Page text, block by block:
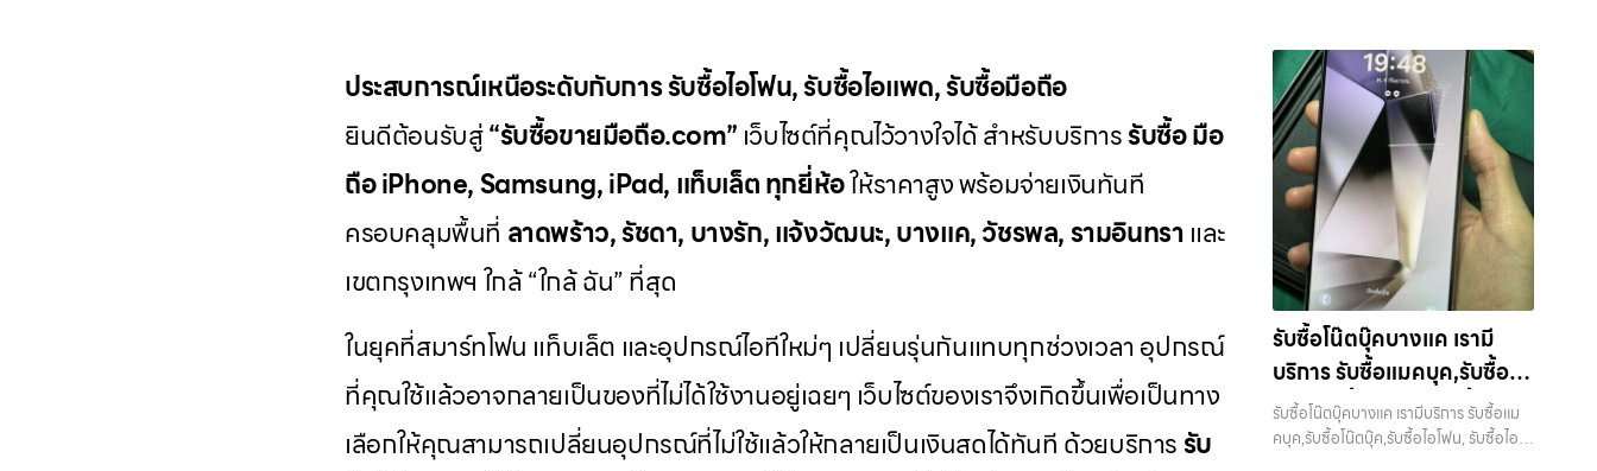
ประสบการณ์เหนือระดับกับการรับซื้อไอโฟน,รับซื้อไอแพด,รับซื้อมือถือ
ยินดีต้อนรับสู่“รับซื้อขายมือถือ.com” เว็บไซต์ที่คุณไว้วางใจได้ สำหรับบริการรับซื้อ มือ
ถือ iPhone, Samsung, iPad, แท็บเล็ต ทุกยี่ห้อให้ราคาสูง พร้อมจ่ายเงินทันที
ครอบคลุมพื้นที่ ลาดพร้าว, รัชดา, บางรัก, แจ้งวัฒนะ, บางแค, วัชรพล, รามอินทรา และ
เขตกรุงเทพฯ ใกล้ “ใกล้ ฉัน” ที่สุด
ในยุคที่สมาร์ทโฟน แท็บเล็ต และอุปกรณ์ไอทีใหม่ๆ เปลี่ยนรุ่นกันแทบทุกช่วงเวลา อุปกรณ์
ที่คุณใช้แล้วอาจกลายเป็นของที่ไม่ได้ใช้งานอยู่เฉยๆ เว็บไซต์ของเราจึงเกิดขึ้นเพื่อเป็นทาง
เลือกให้คุณสามารถเปลี่ยนอุปกรณ์ที่ไม่ใช้แล้วให้กลายเป็นเงินสดได้ทันที ด้วยบริการรับ
มูลค่า คุณอาจต้องการเปลี่ยนรุ่น หรือ
ต้องการเงินด่วน เราจึงมอบบริการประเมิน
สภาพเครื่อง ฟรี ปราบปรามความยุ่งยาก
ทั้งหลาย โดยเน้น โปร่งใส มั่นใจได้ และจ่าย
เงินทันทีเมื่อตกลงซื้อขายสำเร็จ บริการของ
เราครอบคลุมทั้ง iPhone สายใหม่-เก่า,
Samsung ทุกรุ่น, iPad และแท็บเล็ตทุก
แบรนด์ เรารับถึงแม้จะอยู่ในสภาพใช้งาน
แล้ว ตกแต่งแล้ว หรือมีรอยบ้าง เพราะมูลค่า
ของเครื่องไม่ได้ขึ้นอยู่แค่ยี่ห้อ แต่ขึ้นอยู่กับ
สภาพจริง ความครบชุด และความสะดวกใน
การขายของคุณ เราจึงตั้งใจให้บริการในเขต
ลาดพร้าว, รัชดา, บางรัก, แจ้งวัฒนะ,
บางแค, วัชรพล, รามอินทรา, บางนา,
บางพลี, เกษตรนวมินทร์, เสนานิคม, วังหิน
อย่างเต็มที่ ไม่ว่าคุณจะค้นหาคำว่า “รับซื้อ
ลาดพร้าว, รัชดา, บางรัก, แจ้งวัฒนะ,
บางแค, วัชรพล, รามอินทรา และเขต
กรุงเทพฯ ใกล้ “ใกล้ ฉัน” ที่สุด ในยุคที่สมา
ร์ทโฟน แท็บเล็ต และอุปกรณ์ไอทีใหม่ๆ
เปลี่ยนรุ่นกันแทบทุกช่วงเวลา อุปกรณ์ที่
คุณใช้แล้วอาจกลายเป็นของที่ไม่ได้ใช้งาน
อยู่เฉยๆ เว็บไซต์ของเราจึงเกิดขึ้นเพื่อเป็น
ทางเลือกให้คุณสามารถเปลี่ยนอุปกรณ์ที่ไม่
ใช้แล้วให้กลายเป็นเงินสดได้ทันที ด้วย
บริการ รับซื้อไอโฟน, รับซื้อไอแพด, รับซื้อ
มือถือ, รับซื้อโทรศัพท์, รับซื้อโน๊ตบุ๊ค, รับซื้อ
แท็บเล็ต, รับซื้อสินค้าไอทีกรุงเทพมหานคร
อย่างครบวงจร ไม่ว่าคุณจะอยู่โซนเมือง
หรือเขตชานเมือง เรามีทีมงานพร้อมให้
บริการถึงที่ในพื้นที่ “ใกล้ ฉัน” เพื่อความ
สะดวกและรวดเร็วที่สุด ที่ “รับซื้อขายมือ
ถือ.com” เราเข้าใจดีว่าอุปกรณ์แต่ละชิ้น
ทันที
ทันที — บริการรับซื้อ มือถือและอุปกรณ์
iPhone, Samsung, iPad, แท็บเล็ต ทุก
ยี่ห้อ พร้อมให้บริการในพื้นที่ ลาดพร้าว รัช
ดา บางรัก แจ้งวัฒนะ บางแค วัชรพล
รามอินทรา รับซื้อโทรศัพท์ลาดพร้าว —
บริการรับซื้อมือถือ iPhone Samsung
iPad แท็บเล็ตใน พื้นที่ ลาดพร้าว รัชดา
บางรัก แจ้งวัฒนะ บางแค วัชรพล
รามอินทรา พร้อมจ่ายเงินทันที รับซื้อ
โทรศัพท์ลาดพร้าว บริการรับซื้อมือถือ
iPhone Samsung iPad แท็บเล็ตใน พื้นที่
ลาดพร้าว รัชดา บางรัก แจ้งวัฒนะ บางแค
วัชรพล รามอินทรา… รับซื้อโทรศัพท์
ลาดพร้าว บริการถึงพื้นที่ เขตลาดพร้าว, รัช
ดา, บางรัก, แจ้งวัฒนะ, บางแค, วัชรพล,
รามอินทรา — นัดรับสะดวกทุกเขต
ประสบการณ์เหนือระดับกับการ รับซื้อไอ
รับซื้อโน๊ตบุ๊คบางแค เรามี
บริการ รับซื้อแมคบุค,รับซื้อโน๊
ตบุ๊ค,รับซื้อไอโฟน, รับซื้อไอ
แพด, รับซื้อมือถือ หรือ รับซื้อ
รับซื้อโน๊ตบุ๊คบางแค เรามีบริการ รับซื้อแม
คบุค,รับซื้อโน๊ตบุ๊ค,รับซื้อไอโฟน, รับซื้อไอ